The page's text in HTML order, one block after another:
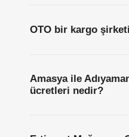
OTO bir kargo
Amasya ile
ücretleri nedir?